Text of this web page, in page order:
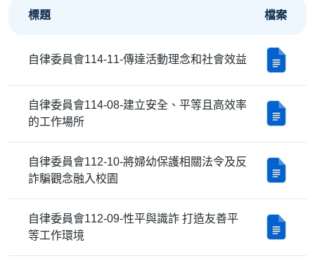
標題 檔案
自律委員會114-11-傳達活動理念和社會效益
自律委員會114-08-建立安全、平等且高效率
的工作場所
自律委員會112-10-將婦幼保護相關法令及反
詐騙觀念融入校園
自律委員會112-09-性平與識詐 打造友善平
等工作環境